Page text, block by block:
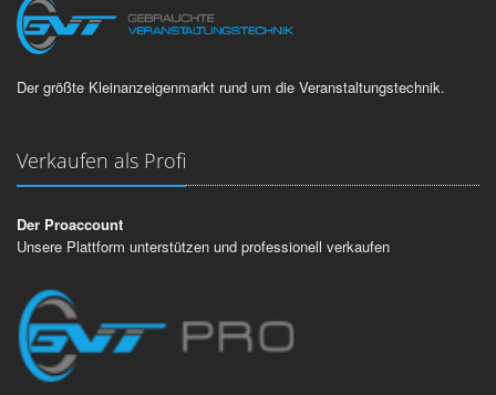
Der größte Kleinanzeigenmarkt rund um die Veranstaltungstechnik.
Verkaufen als Profi
Der Proaccount
Unsere Plattform unterstützen und professionell verkaufen